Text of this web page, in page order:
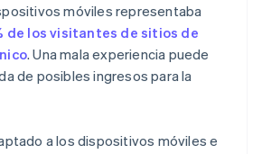
móviles representaba
de los visitantes de sitios de
. Una mala experiencia puede
de posibles ingresos para la
a los dispositivos móviles e